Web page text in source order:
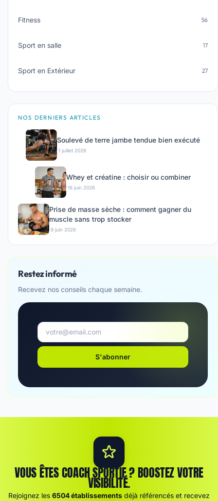
Fitness 56
Sport en salle 17
Sport en Extérieur 27
NOS DERNIERS ARTICLES
Soulevé de terre jambe tendue bien exécuté
·1 juillet 2026
Whey et créatine : choisir ou combiner
·16 juin 2026
Prise de masse sèche : comment gagner du
muscle sans trop stocker
·9 juin 2026
Restez informé
Recevez nos conseils chaque semaine.
S'abonner
VOUS ÊTES COACH SPORTIF ? BOOSTEZ VOTRE
VISIBILITÉ.
Rejoignez les 6504 établissements déjà référencés et recevez